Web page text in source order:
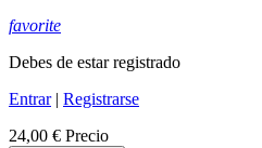
favorite
Debes de estar registrado
Entrar| Registrarse
24,00 € Precio